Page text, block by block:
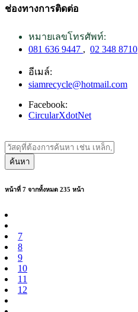
ช่องทางการติดต่อ
หมายเลขโทรศัพท์:
081 636 9447 , 02 348 8710
อีเมล์:
siamrecycle@hotmail.com
Facebook:
CircularXdotNet
ค้นหา
หน้าที่ 7 จากทั้งหมด 235 หน้า
7
8
9
10
11
12